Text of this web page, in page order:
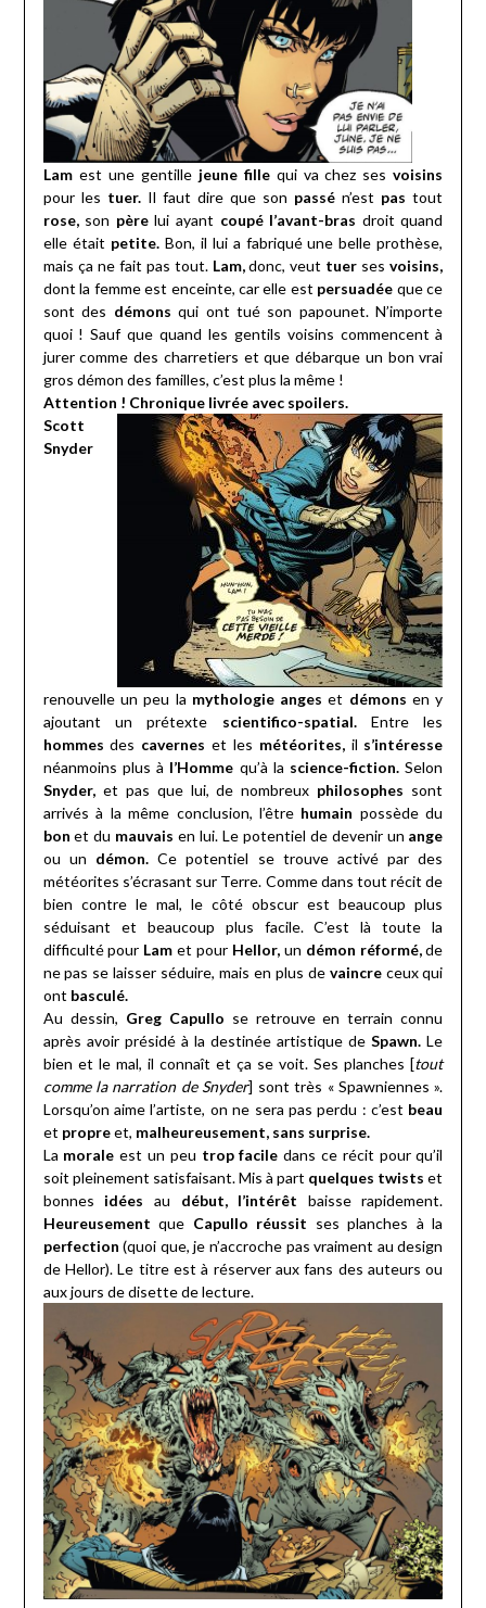
Lamest une gentille jeune fillequi va chez sesvoisins
pour les tuer.Il faut dire que son passé n’est pas tout
rose,son pèrelui ayant coupé l’avant-bras droit quand
elle était petite.Bon, il lui a fabriqué une belle prothèse,
mais ça ne fait pas tout. Lam,donc, veut tuer sesvoisins,
dont la femme est enceinte, car elle est persuadée que ce
sont des démons qui ont tué son papounet. N’importe
quoi ! Sauf que quand les gentils voisins commencent à
jurer comme des charretiers et que débarque un bon vrai
gros démon des familles, c’est plus la même !
Attention ! Chronique livrée avec spoilers.
Scott
Snyder
renouvelle un peu la mythologie anges et démons en y
ajoutant un prétexte scientifico-spatial.Entre les
hommes des cavernes et les météorites,il s’intéresse
néanmoins plus à l’Homme qu’à la science-fiction. Selon
Snyder,et pas que lui, de nombreux philosophes sont
arrivés à la même conclusion, l’être humain possède du
bon et du mauvais en lui. Le potentiel de devenir un ange
ou un démon.Ce potentiel se trouve activé par des
météorites s’écrasant sur Terre. Comme dans tout récit de
bien contre le mal, le côté obscur est beaucoup plus
séduisant et beaucoup plus facile. C’est là toute la
difficulté pour Lam et pour Hellor,un démon réformé,de
ne pas se laisser séduire, mais en plus de vaincreceux qui
ont basculé.
Au dessin, Greg Capullo se retrouve en terrain connu
après avoir présidé à la destinée artistique deSpawn. Le
bien et le mal, il connaît et ça se voit. Ses planches [tout
comme la narration de Snyder] sont très « Spawniennes ».
Lorsqu’on aime l’artiste, on ne sera pas perdu : c’est beau
et propreet, malheureusement, sans surprise.
La morale est un peu trop facile dans ce récit pour qu’il
soit pleinement satisfaisant. Mis à part quelques twists et
bonnes idées au début, l’intérêt baisse rapidement.
Heureusement que Capullo réussit ses planches à la
perfection (quoi que, je n’accroche pas vraiment au design
de Hellor). Le titre est à réserver aux fans des auteurs ou
aux jours de disette de lecture.